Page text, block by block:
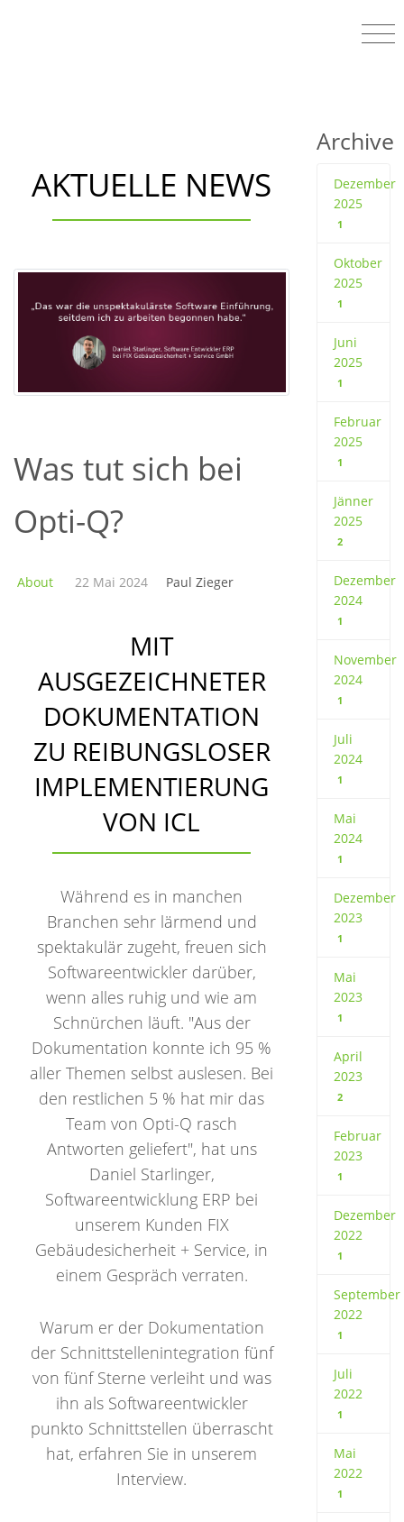
AKTUELLE NEWS
Was tut sich bei
Opti-Q?
About 22 Mai 2024 Paul Zieger
MIT
AUSGEZEICHNETER
DOKUMENTATION
ZU REIBUNGSLOSER
IMPLEMENTIERUNG
VON ICL
Während es in manchen
Branchen sehr lärmend und
spektakulär zugeht, freuen sich
Softwareentwickler darüber,
wenn alles ruhig und wie am
Schnürchen läuft. "Aus der
Dokumentation konnte ich 95 %
aller Themen selbst auslesen. Bei
den restlichen 5 % hat mir das
Team von Opti-Q rasch
Antworten geliefert", hat uns
Daniel Starlinger,
Softwareentwicklung ERP bei
unserem Kunden FIX
Gebäudesicherheit + Service, in
einem Gespräch verraten.
Warum er der Dokumentation
der Schnittstellenintegration fünf
von fünf Sterne verleiht und was
ihn als Softwareentwickler
punkto Schnittstellen überrascht
hat, erfahren Sie in unserem
Interview.
Archive
Dezember
2025
1
Oktober
2025
1
Juni
2025
1
Februar
2025
1
Jänner
2025
2
Dezember
2024
1
November
2024
1
Juli
2024
1
Mai
2024
1
Dezember
2023
1
Mai
2023
1
April
2023
2
Februar
2023
1
Dezember
2022
1
September
2022
1
Juli
2022
1
Mai
2022
1